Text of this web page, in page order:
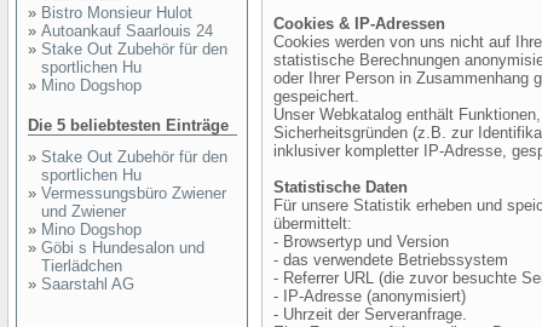
» Bistro Monsieur Hulot
» Autoankauf Saarlouis 24
» Stake Out Zubehör für den
sportlichen Hu
» Mino Dogshop
Die 5 beliebtesten Einträge
» Stake Out Zubehör für den
sportlichen Hu
» Vermessungsbüro Zwiener
und Zwiener
» Mino Dogshop
» Göbi s Hundesalon und
Tierlädchen
» Saarstahl AG
Cookies & IP-Adressen
Cookies werden von uns nicht auf
statistische Berechnungen
oder Ihrer Person in Zusammenhang
gespeichert.
Unser Webkatalog enthält
Sicherheitsgründen (z.B. zur
inklusiver kompletter IP-Adresse,
Statistische Daten
Für unsere Statistik erheben und
übermittelt:
- Browsertyp und Version
- das verwendete Betriebssystem
- Referrer URL (die zuvor besuchte
- IP-Adresse (anonymisiert)
- Uhrzeit der Serveranfrage.